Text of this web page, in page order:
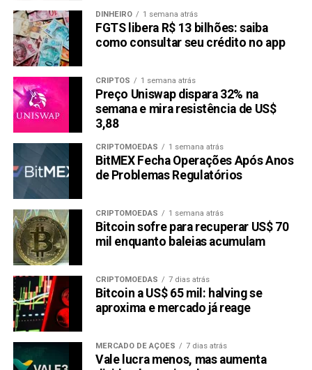
Medidas Avançadas de Segurança
que os investimentos dos usuários estejam
seguros.
Uma vez configurado, seu contrato DDB Miner
funciona 24 horas por dia.
Como Começar com o c
Iniciar com o DDB Miner é tão simples quanto possível.
Basta seguir alguns passos:
Cadastre-se: Visite o site do DDB Miner e crie
bônus de registro de $12 e ganhar $0,50 fazendo
check-in diariamente.Registre-se agora.
DINHEIRO 1 semana atrás
FGTS libera R$ 13 bilhões: saiba
como consultar seu crédito no app
CRIPTOS 1 semana atrás
Preço Uniswap dispara 32% na
semana e mira resistência de US$
3,88
CRIPTOMOEDAS 1 semana atrás
BitMEX Fecha Operações Após Anos
de Problemas Regulatórios
CRIPTOMOEDAS 1 semana atrás
Bitcoin sofre para recuperar US$ 70
mil enquanto baleias acumulam
CRIPTOMOEDAS 7 dias atrás
Bitcoin a US$ 65 mil: halving se
aproxima e mercado já reage
MERCADO DE AÇÕES 7 dias atrás
Vale lucra menos, mas aumenta